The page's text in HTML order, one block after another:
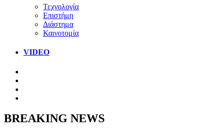
Τεχνολογία
Επιστήμη
Διάστημα
Καινοτομία
VIDEO
BREAKING NEWS